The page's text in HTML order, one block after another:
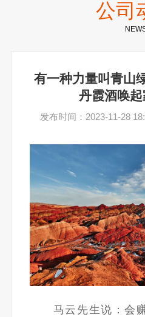
公司
有一种力量叫青山
丹霞酒唤
发布时间：2023-11-28
马云先生说：会赚